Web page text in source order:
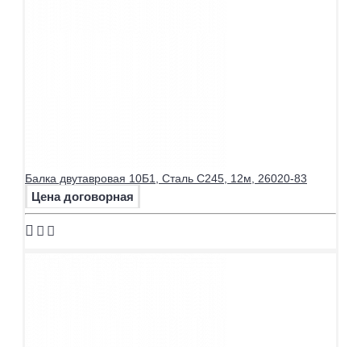
Балка двутавровая 10Б1, Сталь С245, 12м, 26020-83
Цена договорная